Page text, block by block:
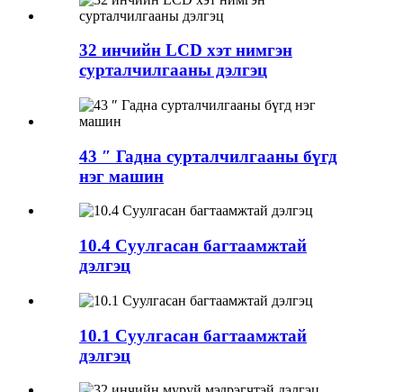
32 инчийн LCD хэт нимгэн
сурталчилгааны дэлгэц
43 ″ Гадна сурталчилгааны бүгд
нэг машин
10.4 Суулгасан багтаамжтай
дэлгэц
10.1 Суулгасан багтаамжтай
дэлгэц